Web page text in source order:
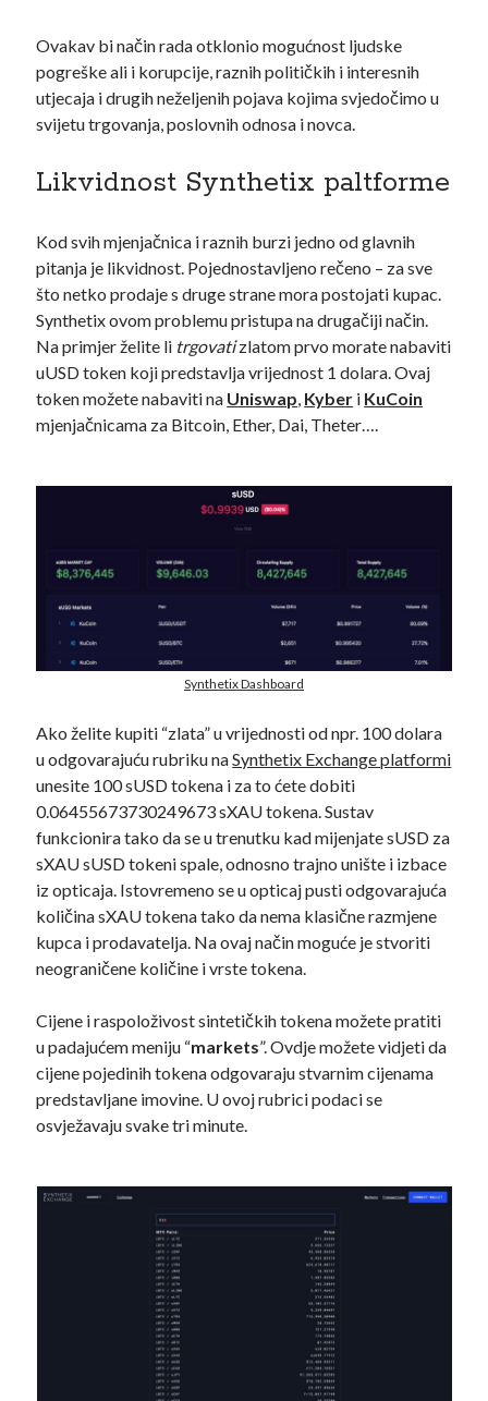
Ovakav bi način rada otklonio mogućnost ljudske
pogreške ali i korupcije, raznih političkih i interesnih
utjecaja i drugih neželjenih pojava kojima svjedočimo u
svijetu trgovanja, poslovnih odnosa i novca.
Likvidnost Synthetix paltforme
Kod svih mjenjačnica i raznih burzi jedno od glavnih
pitanja je likvidnost. Pojednostavljeno rečeno – za sve
što netko prodaje s druge strane mora postojati kupac.
Synthetix ovom problemu pristupa na drugačiji način.
Na primjer želite li trgovatizlatom prvo morate nabaviti
uUSD token koji predstavlja vrijednost 1 dolara. Ovaj
token možete nabaviti na Uniswap, Kyber i KuCoin
mjenjačnicama za Bitcoin, Ether, Dai, Theter….
Synthetix Dashboard
Ako želite kupiti “zlata” u vrijednosti od npr. 100 dolara
u odgovarajuću rubriku naSynthetix Exchange platformi
unesite 100 sUSD tokena i za to ćete dobiti
0.06455673730249673 sXAU tokena. Sustav
funkcionira tako da se u trenutku kad mijenjate sUSD za
sXAU sUSD tokeni spale, odnosno trajno unište i izbace
iz opticaja. Istovremeno se u opticaj pusti odgovarajuća
količina sXAU tokena tako da nema klasične razmjene
kupca i prodavatelja. Na ovaj način moguće je stvoriti
neograničene količine i vrste tokena.
Cijene i raspoloživost sintetičkih tokena možete pratiti
u padajućem meniju “markets”. Ovdje možete vidjeti da
cijene pojedinih tokena odgovaraju stvarnim cijenama
predstavljane imovine. U ovoj rubrici podaci se
osvježavaju svake tri minute.